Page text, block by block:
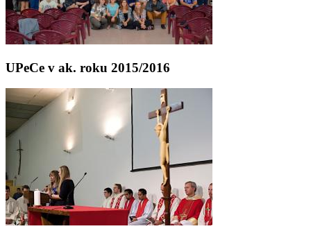
UPeCe v ak. roku 2015/2016